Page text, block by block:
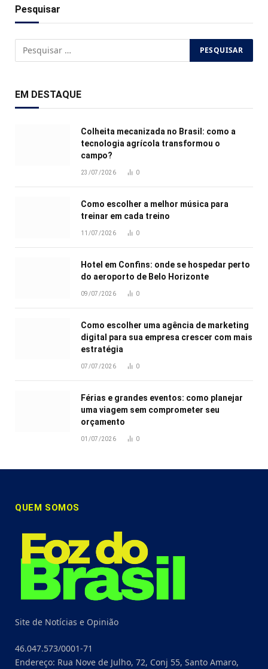
Pesquisar
EM DESTAQUE
Colheita mecanizada no Brasil: como a
tecnologia agrícola transformou o
campo?
23/07/2026 0
Como escolher a melhor música para
treinar em cada treino
11/07/2026 0
Hotel em Confins: onde se hospedar perto
do aeroporto de Belo Horizonte
09/07/2026 0
Como escolher uma agência de marketing
digital para sua empresa crescer com mais
estratégia
07/07/2026 0
Férias e grandes eventos: como planejar
uma viagem sem comprometer seu
orçamento
01/07/2026 0
QUEM SOMOS
Site de Notícias e Opinião
46.047.573/0001-71
Endereço: Rua Nove de Julho, 72, Conj 55, Santo Amaro,